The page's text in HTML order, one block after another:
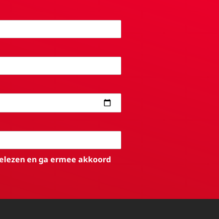
en ga ermee akkoord